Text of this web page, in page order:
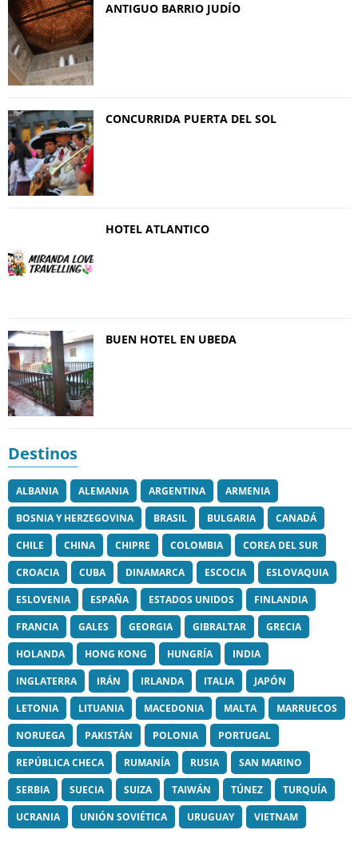
ANTIGUO BARRIO JUDÍO
CONCURRIDA PUERTA DEL SOL
HOTEL ATLANTICO
BUEN HOTEL EN UBEDA
Destinos
ALBANIA ALEMANIA ARGENTINA
ARMENIA
BOSNIA Y HERZEGOVINA
BRASIL BULGARIA
CANADÁ
CHILE
CHINA CHIPRE COLOMBIA
COREA DEL SUR
CROACIA
CUBA DINAMARCA ESCOCIA
ESLOVAQUIA
ESLOVENIA
ESPAÑA ESTADOS UNIDOS
FINLANDIA
FRANCIA
GALES GEORGIA GIBRALTAR
GRECIA
HOLANDA
HONG KONG HUNGRÍA
INDIA
INGLATERRA
IRÁN IRLANDA ITALIA
JAPÓN
LETONIA
LITUANIA MACEDONIA MALTA
MARRUECOS
NORUEGA
PAKISTÁN POLONIA
PORTUGAL
REPÚBLICA CHECA
RUMANÍA RUSIA
SAN MARINO
SERBIA
SUECIA SUIZA TAIWÁN TÚNEZ
TURQUÍA
UCRANIA
UNIÓN SOVIÉTICA URUGUAY VIETNAM